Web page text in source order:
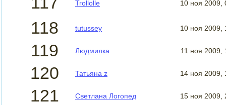
Trollolle 10 ноя 2009,
118 tutussey 10 ноя 2009,
119 Людмилка 11 ноя 2009,
120 Татьяна z 14 ноя 2009,
121 Светлана Логопед 15 ноя 2009,